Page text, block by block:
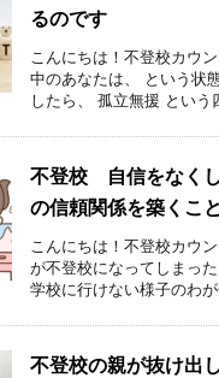
るのです
こんにちは！不登校カウ
中のあなたは、 という状
したら、 孤立無援 という
不登校 自信をなく
の信頼関係を築くこと
こんにちは！不登校カウ
が不登校になってしまっ
学校に行けない様子のわ
不登校の親が抜け出